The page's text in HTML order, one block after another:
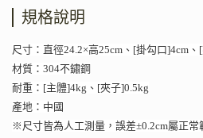
規格說明
尺寸：直徑24.2×高25cm、[掛勾口]4cm、
材質：304不鏽鋼
耐重：[主體]4kg、[夾子]0.5kg
產地：中國
※尺寸皆為人工測量，誤差±0.2cm屬正常